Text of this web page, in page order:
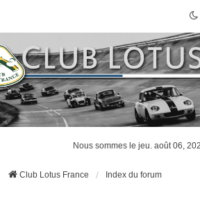
Nous sommes le jeu. août 06,
Club Lotus France Index du forum